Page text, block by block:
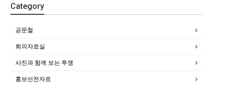
Category
공문철
회의자료실
사진과 함께 보는 투쟁
홍보선전자료